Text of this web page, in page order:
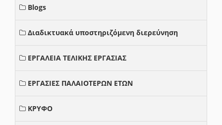
Blogs
Διαδικτυακά υποστηριζόμενη διερεύνηση
ΕΡΓΑΛΕΙΑ ΤΕΛΙΚΗΣ ΕΡΓΑΣΙΑΣ
ΕΡΓΑΣΙΕΣ ΠΑΛΑΙΟΤΕΡΩΝ ΕΤΩΝ
ΚΡΥΦΟ